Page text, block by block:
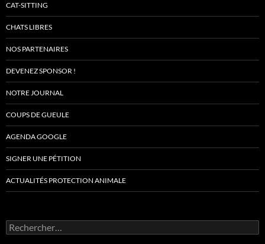
CAT-SITTING
CHATS LIBRES
NOS PARTENAIRES
DEVENEZ SPONSOR !
NOTRE JOURNAL
COUPS DE GUEULE
AGENDA GOOGLE
SIGNER UNE PÉTITION
ACTUALITÉS PROTECTION ANIMALE
Rechercher :